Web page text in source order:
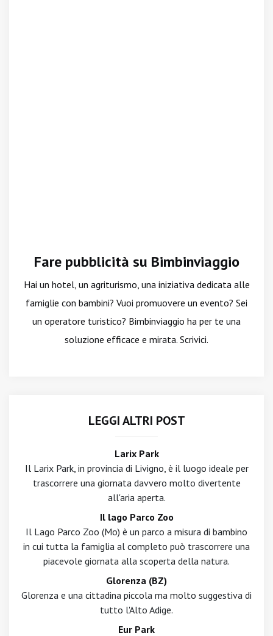
Fare pubblicità su Bimbinviaggio
Hai un hotel, un agriturismo, una iniziativa dedicata alle
famiglie con bambini? Vuoi promuovere un evento? Sei
un operatore turistico? Bimbinviaggio ha per te una
soluzione efficace e mirata. Scrivici.
LEGGI ALTRI POST
Larix Park
Il Larix Park, in provincia di Livigno, è il luogo ideale per
trascorrere una giornata davvero molto divertente
all'aria aperta.
Il lago Parco Zoo
Il Lago Parco Zoo (Mo) è un parco a misura di bambino
in cui tutta la famiglia al completo può trascorrere una
piacevole giornata alla scoperta della natura.
Glorenza (BZ)
Glorenza e una cittadina piccola ma molto suggestiva di
tutto l'Alto Adige.
Eur Park